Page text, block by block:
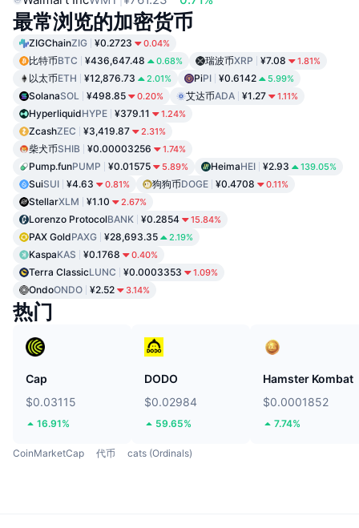
最常浏览的加密货币
ZIGChainZIG ¥0.2723 0.04%
比特币BTC ¥436,647.48 0.68% 瑞波币XRP ¥7.08 1.81%
以太币ETH ¥12,876.73 2.01% PiPI ¥0.6142 5.99%
SolanaSOL ¥498.85 0.20% 艾达币ADA ¥1.27 1.11%
HyperliquidHYPE ¥379.11 1.24%
ZcashZEC ¥3,419.87 2.31%
柴犬币SHIB ¥0.00003256 1.74%
Pump.funPUMP ¥0.01575 5.89% HeimaHEI ¥2.93 139.05%
SuiSUI ¥4.63 0.81% 狗狗币DOGE ¥0.4708 0.11%
StellarXLM ¥1.10 2.67%
Lorenzo ProtocolBANK ¥0.2854 15.84%
PAX GoldPAXG ¥28,693.35 2.19%
KaspaKAS ¥0.1768 0.40%
Terra ClassicLUNC ¥0.0003353 1.09%
OndoONDO ¥2.52 3.14%
热门
Cap
$0.03115
16.91%
DODO
$0.02984
59.65%
Hamster Kombat
$0.0001852
7.74%
CoinMarketCap 代币 cats (Ordinals)